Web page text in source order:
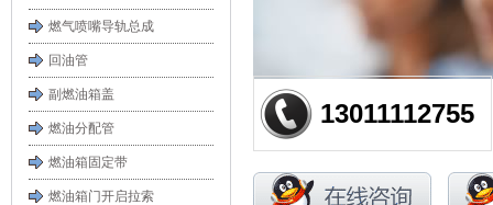
燃气喷嘴导轨总成
回油管
副燃油箱盖
燃油分配管
燃油箱固定带
燃油箱门开启拉索
13011112755